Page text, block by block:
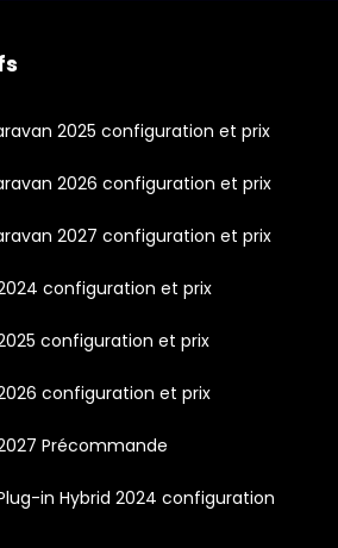
2025 configuration et prix
2026 configuration et prix
2027 configuration et prix
configuration et prix
configuration et prix
configuration et prix
Précommande
in Hybrid 2024 configuration